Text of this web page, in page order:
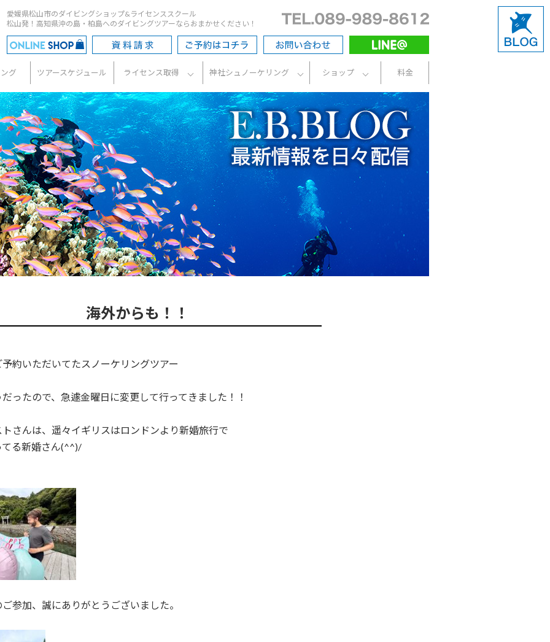
愛媛県松山市のダイビングショップ&ライセンススクール
松山発！高知県沖の島・柏島へのダイビングツアーならおまかせください！
グ ツアースケジュール ライセンス取得 神社シュノーケリング ショップ 料金
海外からも！！
約いただいてたスノーケリングツアー
ったので、急遽金曜日に変更して行ってきました！！
さんは、遥々イギリスはロンドンより新婚旅行で
てる新婚さん(^^)/
参加、誠にありがとうございました。